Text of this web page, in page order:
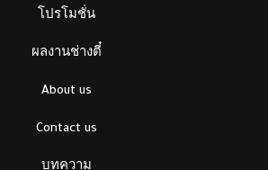
โปรโมชั่น
ผลงานช่างตี๋
About us
Contact us
บทความ